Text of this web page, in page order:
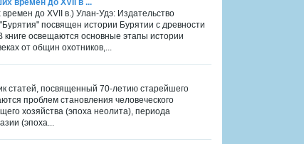
до XVII в.) Улан-Удэ: Издательство
посвящен истории Бурятии с древности
книге освещаются основные этапы истории
от общин охотников,...
статей, посвященный 70-летию старейшего
проблем становления человеческого
хозяйства (эпоха неолита), периода
(эпоха...